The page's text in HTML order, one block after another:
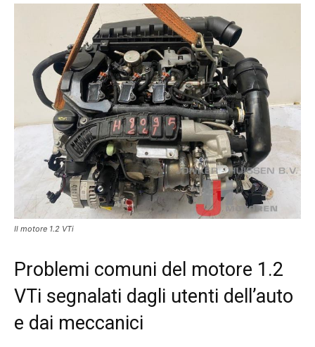
Il motore 1.2 VTi
Problemi comuni del motore 1.2
VTi segnalati dagli utenti dell’auto
e dai meccanici